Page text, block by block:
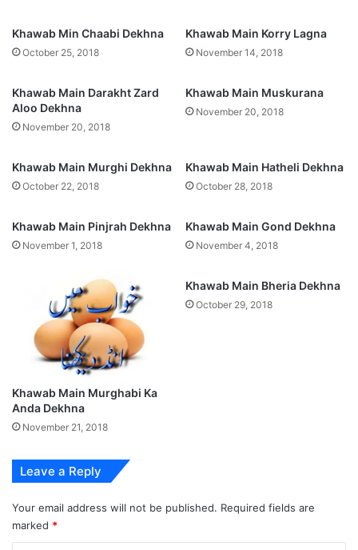
Khawab Min Chaabi Dekhna
October 25, 2018
Khawab Main Korry Lagna
November 14, 2018
Khawab Main Darakht Zard
Aloo Dekhna
November 20, 2018
Khawab Main Muskurana
November 20, 2018
Khawab Main Murghi Dekhna
October 22, 2018
Khawab Main Hatheli Dekhna
October 28, 2018
Khawab Main Pinjrah Dekhna
November 1, 2018
Khawab Main Gond Dekhna
November 4, 2018
Khawab Main Murghabi Ka
Anda Dekhna
November 21, 2018
Khawab Main Bheria Dekhna
October 29, 2018
Leave a Reply
Your email address will not be published. Required fields are
marked *